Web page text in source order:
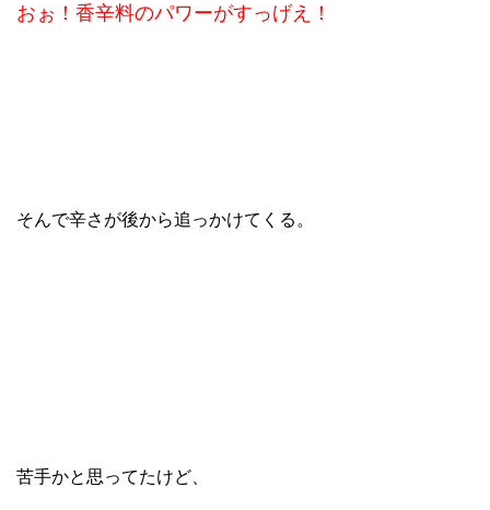
おぉ！香辛料のパワーがすっげえ！
そんで辛さが後から追っかけてくる。
苦手かと思ってたけど、